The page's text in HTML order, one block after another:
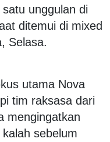
unggulan di
ditemui di mixed
Selasa.
utama Nova
tim raksasa dari
mengingatkan
sebelum